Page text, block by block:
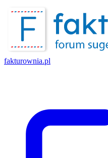
fakturownia.pl